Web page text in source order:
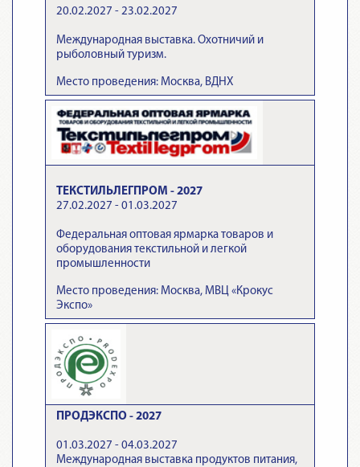
20.02.2027 - 23.02.2027
Международная выставка. Охотничий и
рыболовный туризм.
Место проведения: Москва, ВДНХ
ТЕКСТИЛЬЛЕГПРОМ - 2027
27.02.2027 - 01.03.2027
Федеральная оптовая ярмарка товаров и
оборудования текстильной и легкой
промышленности
Место проведения: Москва, МВЦ «Крокус
Экспо»
ПРОДЭКСПО - 2027
01.03.2027 - 04.03.2027
Международная выставка продуктов питания,